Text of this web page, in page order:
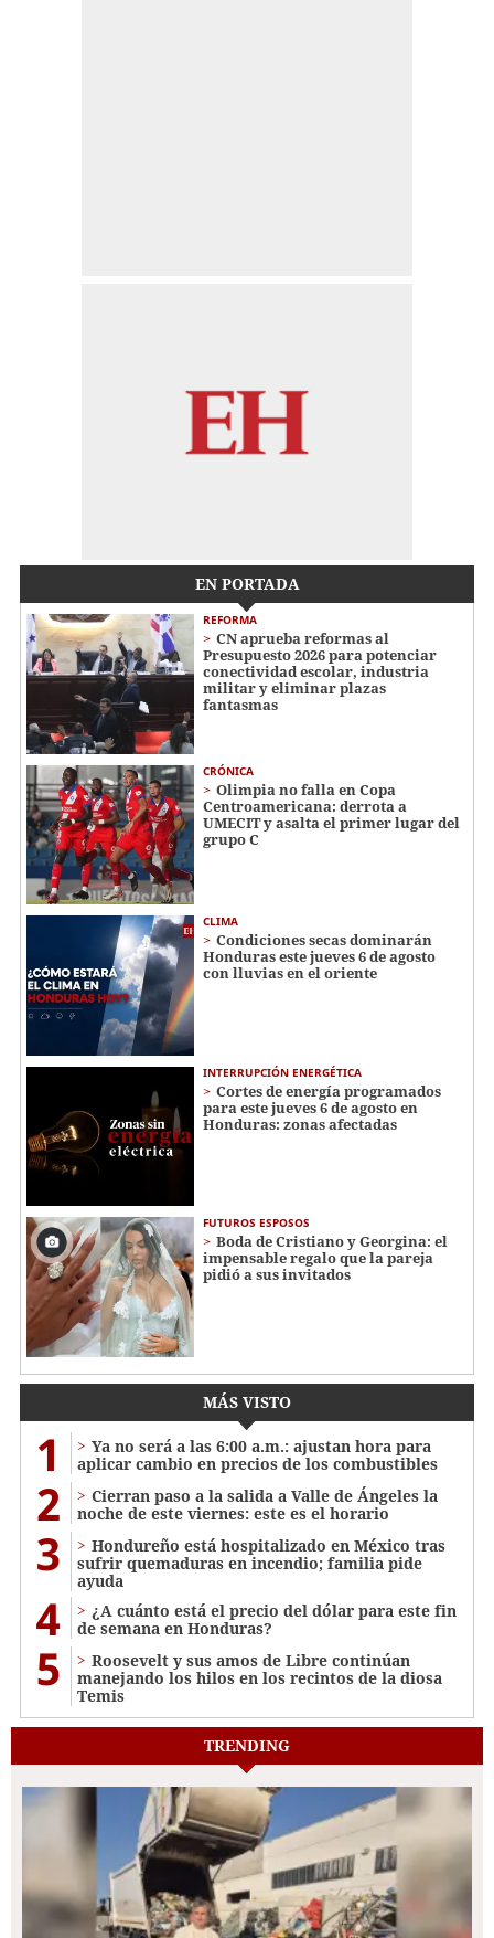
EN PORTADA
REFORMA
CN aprueba reformas al
Presupuesto 2026 para potenciar
conectividad escolar, industria
militar y eliminar plazas
fantasmas
CRÓNICA
Olimpia no falla en Copa
Centroamericana: derrota a
UMECIT y asalta el primer lugar del
grupo C
CLIMA
Condiciones secas dominarán
Honduras este jueves 6 de agosto
con lluvias en el oriente
INTERRUPCIÓN ENERGÉTICA
Cortes de energía programados
para este jueves 6 de agosto en
Honduras: zonas afectadas
FUTUROS ESPOSOS
Boda de Cristiano y Georgina: el
impensable regalo que la pareja
pidió a sus invitados
MÁS VISTO
1
Ya no será a las 6:00 a.m.: ajustan hora para
aplicar cambio en precios de los combustibles
2
Cierran paso a la salida a Valle de Ángeles la
noche de este viernes: este es el horario
3
Hondureño está hospitalizado en México tras
sufrir quemaduras en incendio; familia pide
ayuda
4
¿A cuánto está el precio del dólar para este fin
de semana en Honduras?
5
Roosevelt y sus amos de Libre continúan
manejando los hilos en los recintos de la diosa
Temis
TRENDING